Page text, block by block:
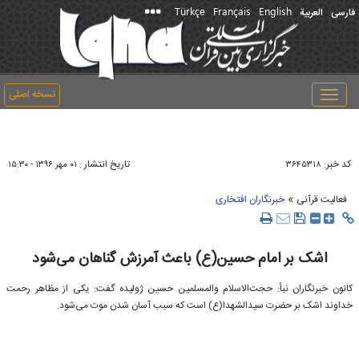
فارسی العربیة English
Français
Türkçe
نسخه اصلی
Toggle
navigation
کد خبر: ۳۶۴۵۳۱۸ تاریخ انتشار : ۰۱ مهر ۱۳۹۶ - ۱۵:۳۰
فعالیت قرآنی » خبرنگاران افتخاری
اشک بر امام حسین(ع) باعث آمرزش گناهان می‌شود
کانون خبرنگاران نبأ: حجت‌الاسلام والمسلمین حسین ژولیده گفت: یکی از مظاهر رحمت
خداوند اشک بر حضرت سیدالشهدا(ع) است که سبب آسان شدن موت می‌شود.